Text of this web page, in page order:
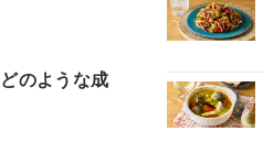
のような成